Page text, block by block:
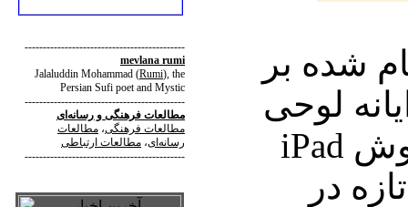
--------------------------------------------
mevlana rumi
Jalaluddin Mohammad (Rumi), the
Persian Sufi poet and Mystic
--------------------------------------------
مطالعات فرهنگی و رسانه‌ای
مطالعات فرهنگی، مطالعات
رسانه‌ای، مطالعات ارتباطی
--------------------------------------------
شده بر
لوحی
اپل درست باشد، فروش iPad
در